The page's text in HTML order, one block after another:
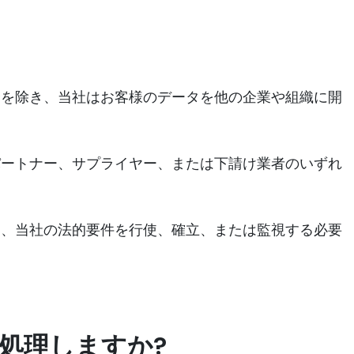
除き、当社はお客様のデータを他の企業や組織に開
トナー、サプライヤー、または下請け業者のいずれ
当社の法的要件を行使、確立、または監視する必要
理しますか?